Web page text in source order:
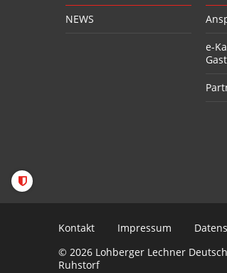
NEWS
e-
Kontakt Impressum
© 2026 Lohberger Lechner
Ruhstorf